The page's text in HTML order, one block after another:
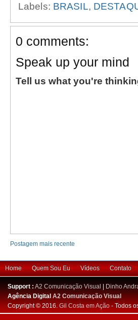
Labels: BRASIL,
0 comments:
Speak up your mind
Tell us what you're
Postagem mais recente
Home Quem Sou Eu Vídeos Contato
Support : A2 Comunicação Visual | Dinho
Agência DigitalA2 Comunicação Visual
Copyright © 2016. Gil Costa em Ação - Todos